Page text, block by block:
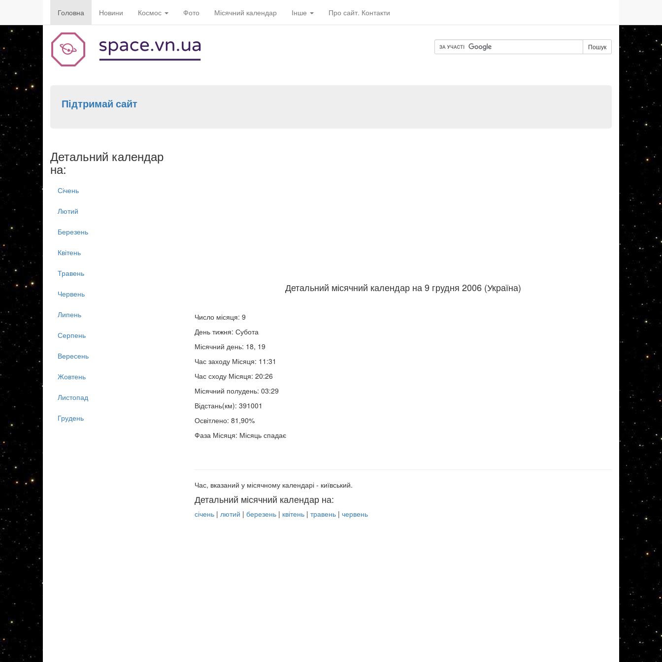
Головна Новини Космос Фото Місячний календар Інше Про сайт. Контакти
Пошук
Підтримай сайт
Детальний місячний календар на 9 грудня 2006 (Україна)
Число місяця: 9
День тижня: Субота
Місячний день: 18, 19
Час заходу Місяця: 11:31
Час сходу Місяця: 20:26
Місячний полудень: 03:29
Відстань(км): 391001
Освітлено: 81,90%
Фаза Місяця: Місяць спадає
Час, вказаний у місячному календарі - київський.
Детальний місячний календар на:
січень| лютий | березень| квітень| травень| червень
Детальний календар
на:
Січень
Лютий
Березень
Квітень
Травень
Червень
Липень
Серпень
Вересень
Жовтень
Листопад
Грудень